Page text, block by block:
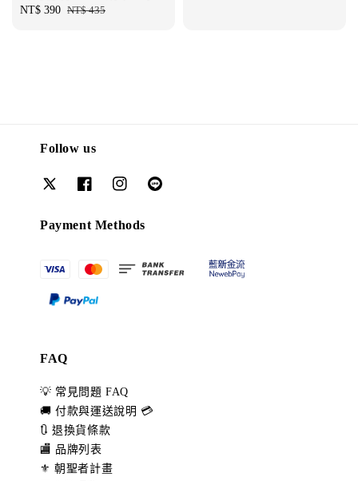
Sale
NT$ 390 Regular
NT$ 435
Follow us
Payment Methods
FAQ
💡 常見問題 FAQ
🚚 付款與運送說明 💳
🔃 退換貨條款
🏬 品牌列表
⚜️ 朝聖者計畫